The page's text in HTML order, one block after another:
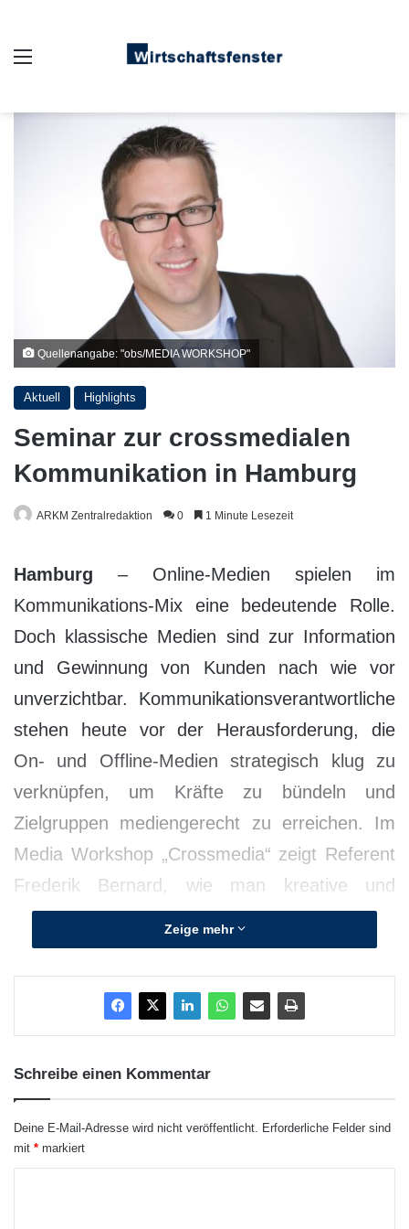
Quellenangabe: "obs/MEDIA WORKSHOP"
Aktuell Highlights
Seminar zur crossmedialen
Kommunikation in Hamburg
ARKM Zentralredaktion 0 1 Minute Lesezeit
Hamburg – Online-Medien spielen im
Kommunikations-Mix eine bedeutende Rolle.
Doch klassische Medien sind zur Information
und Gewinnung von Kunden nach wie vor
unverzichtbar. Kommunikationsverantwortliche
stehen heute vor der Herausforderung, die
On- und Offline-Medien strategisch klug zu
verknüpfen, um Kräfte zu bündeln und
Zielgruppen mediengerecht zu erreichen. Im
Media Workshop „Crossmedia“ zeigt Referent
Frederik Bernard, wie man kreative und
kommunikative Inhalte der klassischen PR mit
den Möglichkeiten der Online-Kommunikation
wirkungsvoll verbindet. Das Seminar findet am
10. Juni 2013 in Hamburg statt.
Zeige mehr
Schreibe einen Kommentar
Deine E-Mail-Adresse wird nicht veröffentlicht. Erforderliche Felder sind
mit * markiert